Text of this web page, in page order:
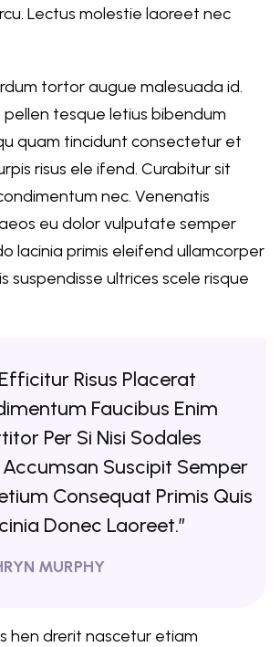
Lectus molestie laoreet nec
tortor augue malesuada id.
pellen tesque letius bibendum
quam tincidunt consectetur et
risus ele ifend. Curabitur sit
nec. Venenatis
eu dolor vulputate semper
lacinia primis eleifend ullamcorper
suspendisse ultrices scele risque
Risus Placerat
Faucibus Enim
Per Si Nisi Sodales
Suscipit Semper
Consequat Primis Quis
Donec Laoreet.”
MURPHY
hen drerit nascetur etiam